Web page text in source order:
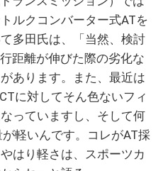
ルクコンバーター式ATを
多田氏は、「当然、検討
距離が伸びた際の劣化な
あります。また、最近は
に対してそん色ないフィ
っていますし、そして何
軽いんです。コレがAT採
はり軽さは、スポーツカ